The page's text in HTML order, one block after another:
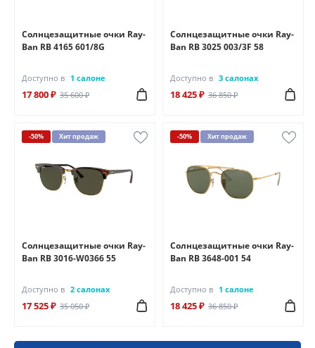
Солнцезащитные очки Ray-
Ban RB 4165 601/8G
Доступно в 1 салоне
17 800 ₽ 35 600 ₽
Солнцезащитные очки Ray-
Ban RB 3025 003/3F 58
Доступно в 3 салонах
18 425 ₽ 36 850 ₽
-50% Хит продаж
Солнцезащитные очки Ray-
Ban RB 3016-W0366 55
Доступно в 2 салонах
17 525 ₽ 35 050 ₽
-50% Хит продаж
Солнцезащитные очки Ray-
Ban RB 3648-001 54
Доступно в 1 салоне
18 425 ₽ 36 850 ₽